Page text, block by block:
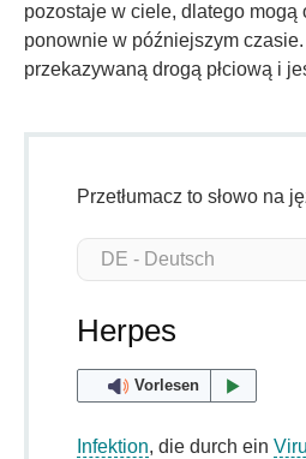
pozostaje w ciele, dlatego mogą
ponownie w późniejszym
przekazywaną drogą płciową i
Przetłumacz to słowo na
Herpes
Vorlesen
Infektion, die durch ein